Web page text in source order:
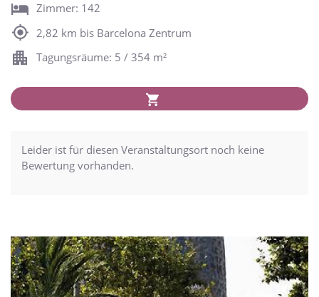
Zimmer: 142
2,82 km bis Barcelona Zentrum
Tagungsräume: 5 / 354 m²
Leider ist für diesen Veranstaltungsort noch keine
Bewertung vorhanden.